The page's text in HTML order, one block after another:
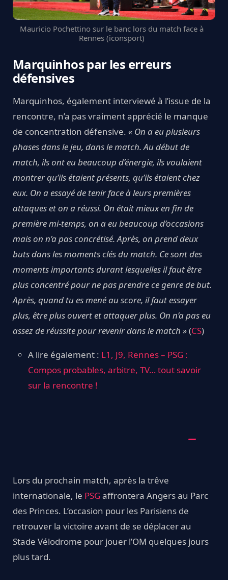
Mauricio Pochettino sur le banc lors du match face à
Rennes (iconsport)
Marquinhos par les erreurs
défensives
Marquinhos, également interviewé à l’issue de la
rencontre, n’a pas vraiment apprécié le manque
de concentration défensive. « On a eu plusieurs
phases dans le jeu, dans le match. Au début de
match, ils ont eu beaucoup d’énergie, ils voulaient
montrer qu’ils étaient présents, qu’ils étaient chez
eux. On a essayé de tenir face à leurs premières
attaques et on a réussi. On était mieux en fin de
première mi-temps, on a eu beaucoup d’occasions
mais on n’a pas concrétisé. Après, on prend deux
buts dans les moments clés du match. Ce sont des
moments importants durant lesquelles il faut être
plus concentré pour ne pas prendre ce genre de but.
Après, quand tu es mené au score, il faut essayer
plus, être plus ouvert et attaquer plus. On n’a pas eu
assez de réussite pour revenir dans le match »(CS)
A lire également : L1, J9, Rennes – PSG :
Compos probables, arbitre, TV… tout savoir
sur la rencontre !
Lors du prochain match, après la trêve
internationale, le PSGaffrontera Angers au Parc
des Princes. L’occasion pour les Parisiens de
retrouver la victoire avant de se déplacer au
Stade Vélodrome pour jouer l’OM quelques jours
plus tard.